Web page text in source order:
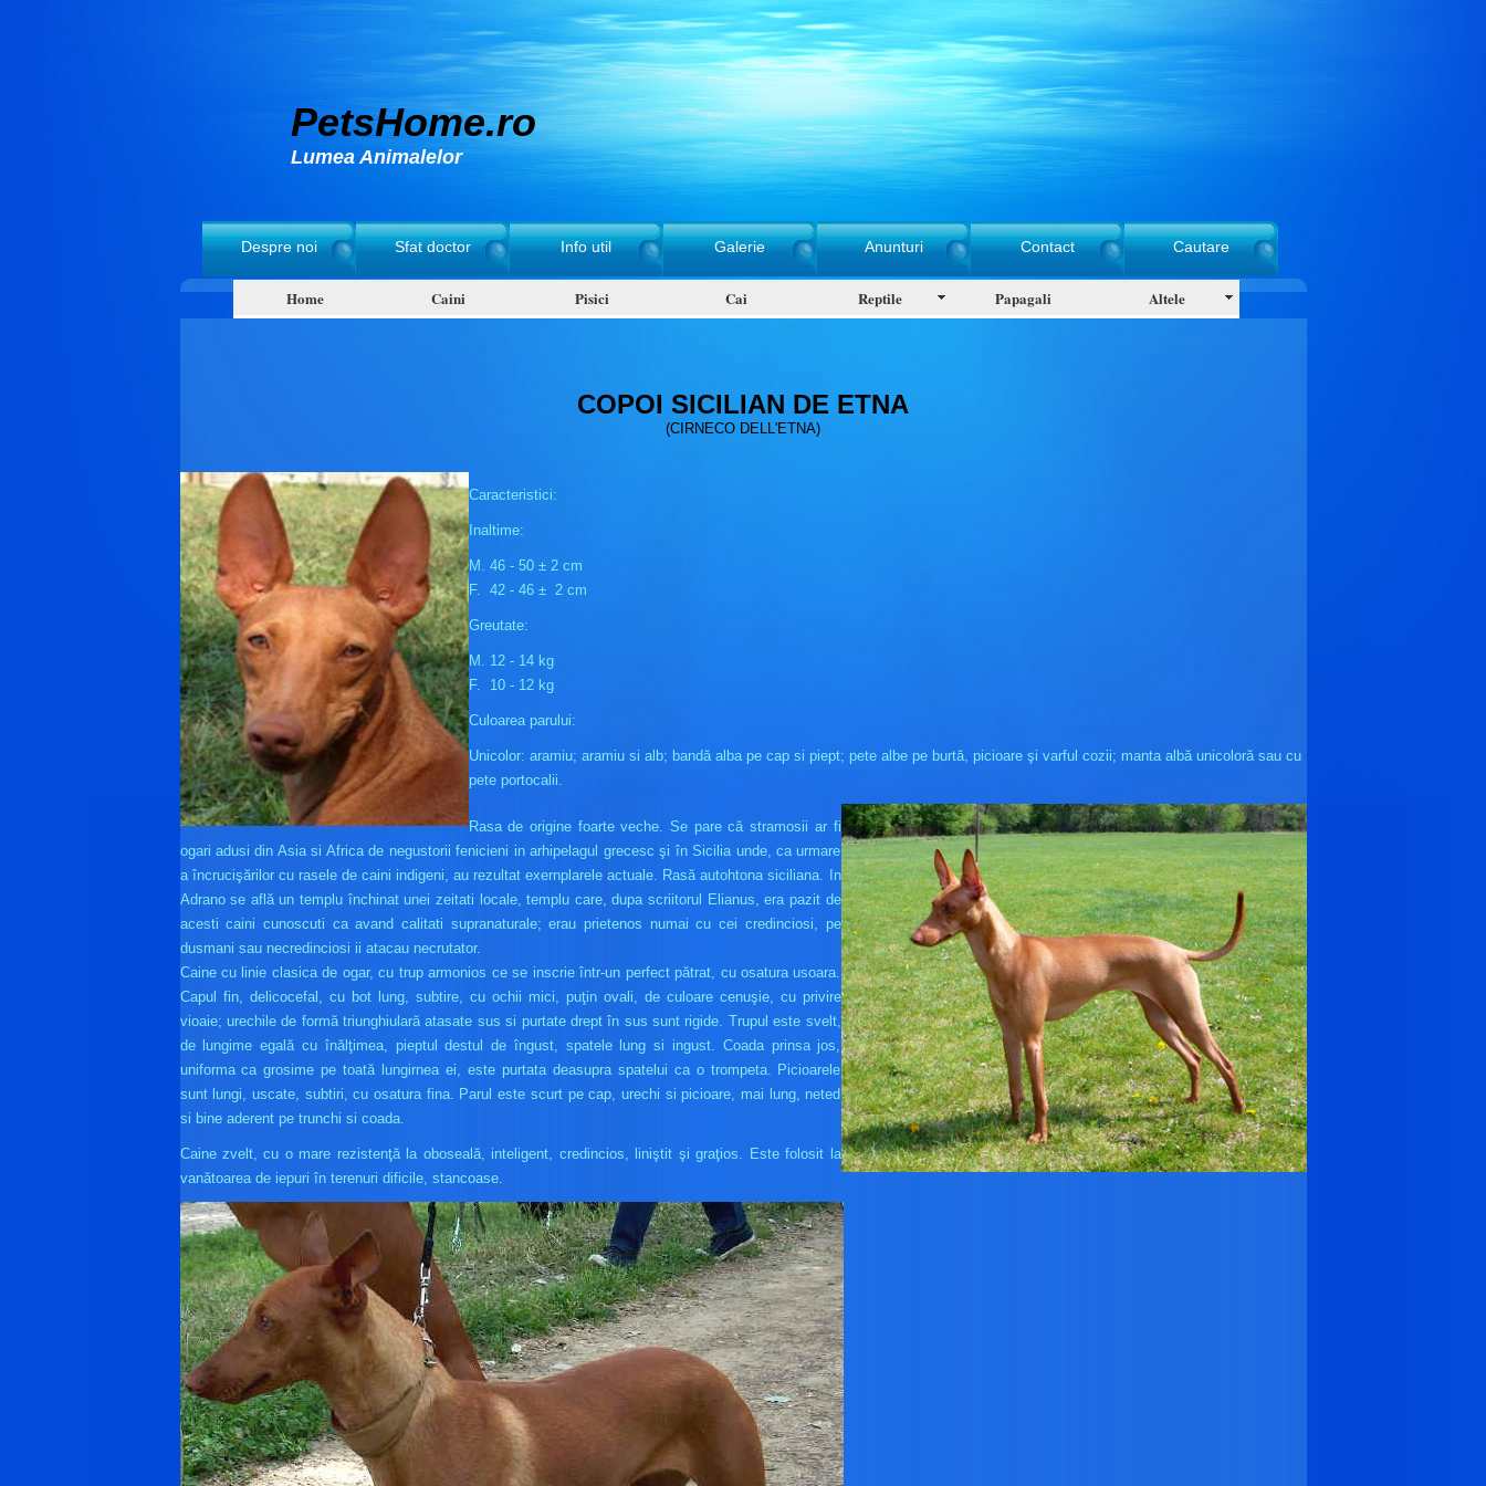
PetsHome.ro
Lumea Animalelor
Despre noi Sfat doctor Info util Galerie Anunturi Contact Cautare
Home Caini Pisici Cai Reptile Papagali Altele
COPOI SICILIAN DE ETNA
(CIRNECO DELL'ETNA)
Caracteristici:
Inaltime:
M. 46 - 50 ± 2 cm
F. 42 - 46 ± 2 cm
Greutate:
M. 12 - 14 kg
F. 10 - 12 kg
Culoarea parului:
Unicolor: aramiu; aramiu si alb; bandă alba pe cap si piept; pete albe pe burtă, picioare şi varful cozii; manta albă unicoloră sau cu
pete portocalii.
Rasa de origine foarte veche. Se pare că stramosii ar fi
ogari adusi din Asia si Africa de negustorii feni­cieni in arhipelagul grecesc şi în Sicilia unde, ca urmare
a încrucişărilor cu rasele de caini indigeni, au rezultat exernplarele actuale. Rasă autohtona siciliana. In
Adrano se află un templu închinat unei zeitati locale, templu care, dupa scriitorul Elianus, era pazit de
acesti caini cunoscuti ca avand calitati supranaturale; erau prietenos numai cu cei credinciosi, pe
dusmani sau necredinciosi ii atacau necrutator.
Caine cu linie clasica de ogar, cu trup armonios ce se inscrie într-un perfect pătrat, cu osatura usoara.
Capul fin, delicocefal, cu bot lung, subtire, cu ochii mici, puţin ovali, de culoare cenuşie, cu privire
vioaie; urechile de formă triunghiulară atasate sus si purtate drept în sus sunt rigide. Trupul este svelt,
de lungime egală cu înălţimea, pieptul destul de îngust, spatele lung si ingust. Coada prinsa jos,
uniforma ca grosime pe toată lungirnea ei, este purtata deasupra spatelui ca o trompeta. Picioarele
sunt lungi, uscate, subtiri, cu osatura fina. Parul este scurt pe cap, urechi si picioare, mai lung, neted
si bine aderent pe trunchi si coada.
Caine zvelt, cu o mare rezistenţă la oboseală, inteligent, credincios, liniştit şi graţios. Este folosit la
vanătoarea de iepuri în terenuri dificile, stancoase.